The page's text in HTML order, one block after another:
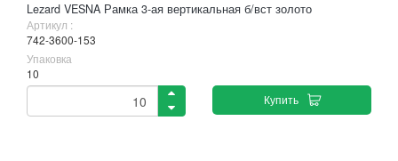
Lezard VESNA Рамка 3-ая вертикальная б/вст золото
Артикул :
742-3600-153
Упаковка
10
Купить